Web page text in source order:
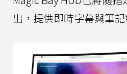
出，提供即時字幕與筆記